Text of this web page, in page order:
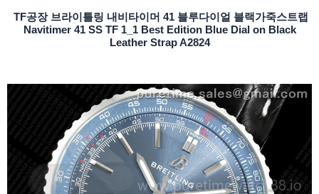
TF공장 브라이틀링 내비타이머 41 블루다이얼 블랙가죽스트랩
Navitimer 41 SS TF 1_1 Best Edition Blue Dial on Black
Leather Strap A2824